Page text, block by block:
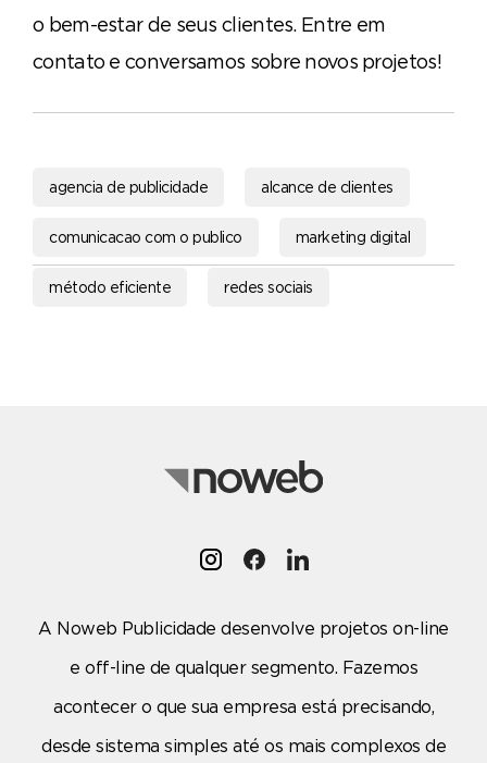
o bem-estar de seus clientes. Entre em
contato e conversamos sobre novos projetos!
agencia de publicidade alcance de clientes
comunicacao com o publico marketing digital
método eficiente redes sociais
A Noweb Publicidade desenvolve projetos on-line
e off-line de qualquer segmento. Fazemos
acontecer o que sua empresa está precisando,
desde sistema simples até os mais complexos de